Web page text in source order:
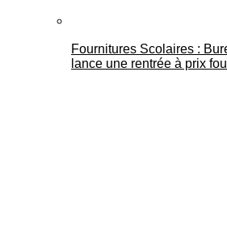
Fournitures Scolaires :
lance une rentrée à prix